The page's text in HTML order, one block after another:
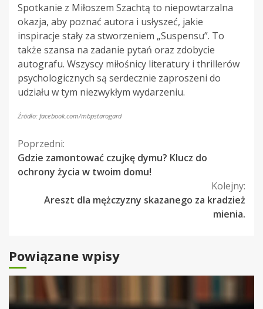
Spotkanie z Miłoszem Szachtą to niepowtarzalna
okazja, aby poznać autora i usłyszeć, jakie
inspiracje stały za stworzeniem „Suspensu”. To
także szansa na zadanie pytań oraz zdobycie
autografu. Wszyscy miłośnicy literatury i thrillerów
psychologicznych są serdecznie zaproszeni do
udziału w tym niezwykłym wydarzeniu.
Źródło: facebook.com/mbpstarogard
Kontynuuj
czytanie
Poprzedni:
Gdzie zamontować czujkę dymu? Klucz do
ochrony życia w twoim domu!
Kolejny:
Areszt dla mężczyzny skazanego za kradzież
mienia.
Powiązane wpisy